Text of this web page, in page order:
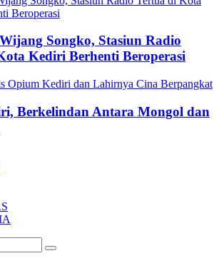
Songko, Stasiun Radio
Kediri Berhenti Beroperasi
Berkelindan Antara Mongol dan